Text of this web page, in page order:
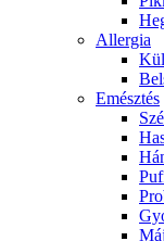
Allergia
Emésztés